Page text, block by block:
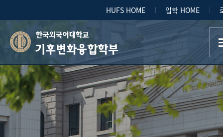
HUFS HOME 입학 HOME
기후변화융합학부